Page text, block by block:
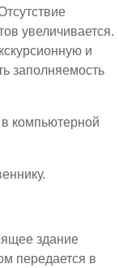
увеличивается.
и
заполняемость
компьютерной
здание
передается в